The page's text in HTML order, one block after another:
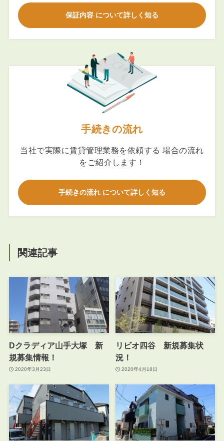
保証内容 について詳しく知る
手続きの流れ
当社で実際に賃貸管理業務を依頼する 場合の流れ
をご紹介します！
手続きの流れ について詳しく知る
関連記事
Dクラディア山手大塚 新
規募集情報！
2020年3月23日
リビオ四谷 新規募集状
況！
2020年4月18日